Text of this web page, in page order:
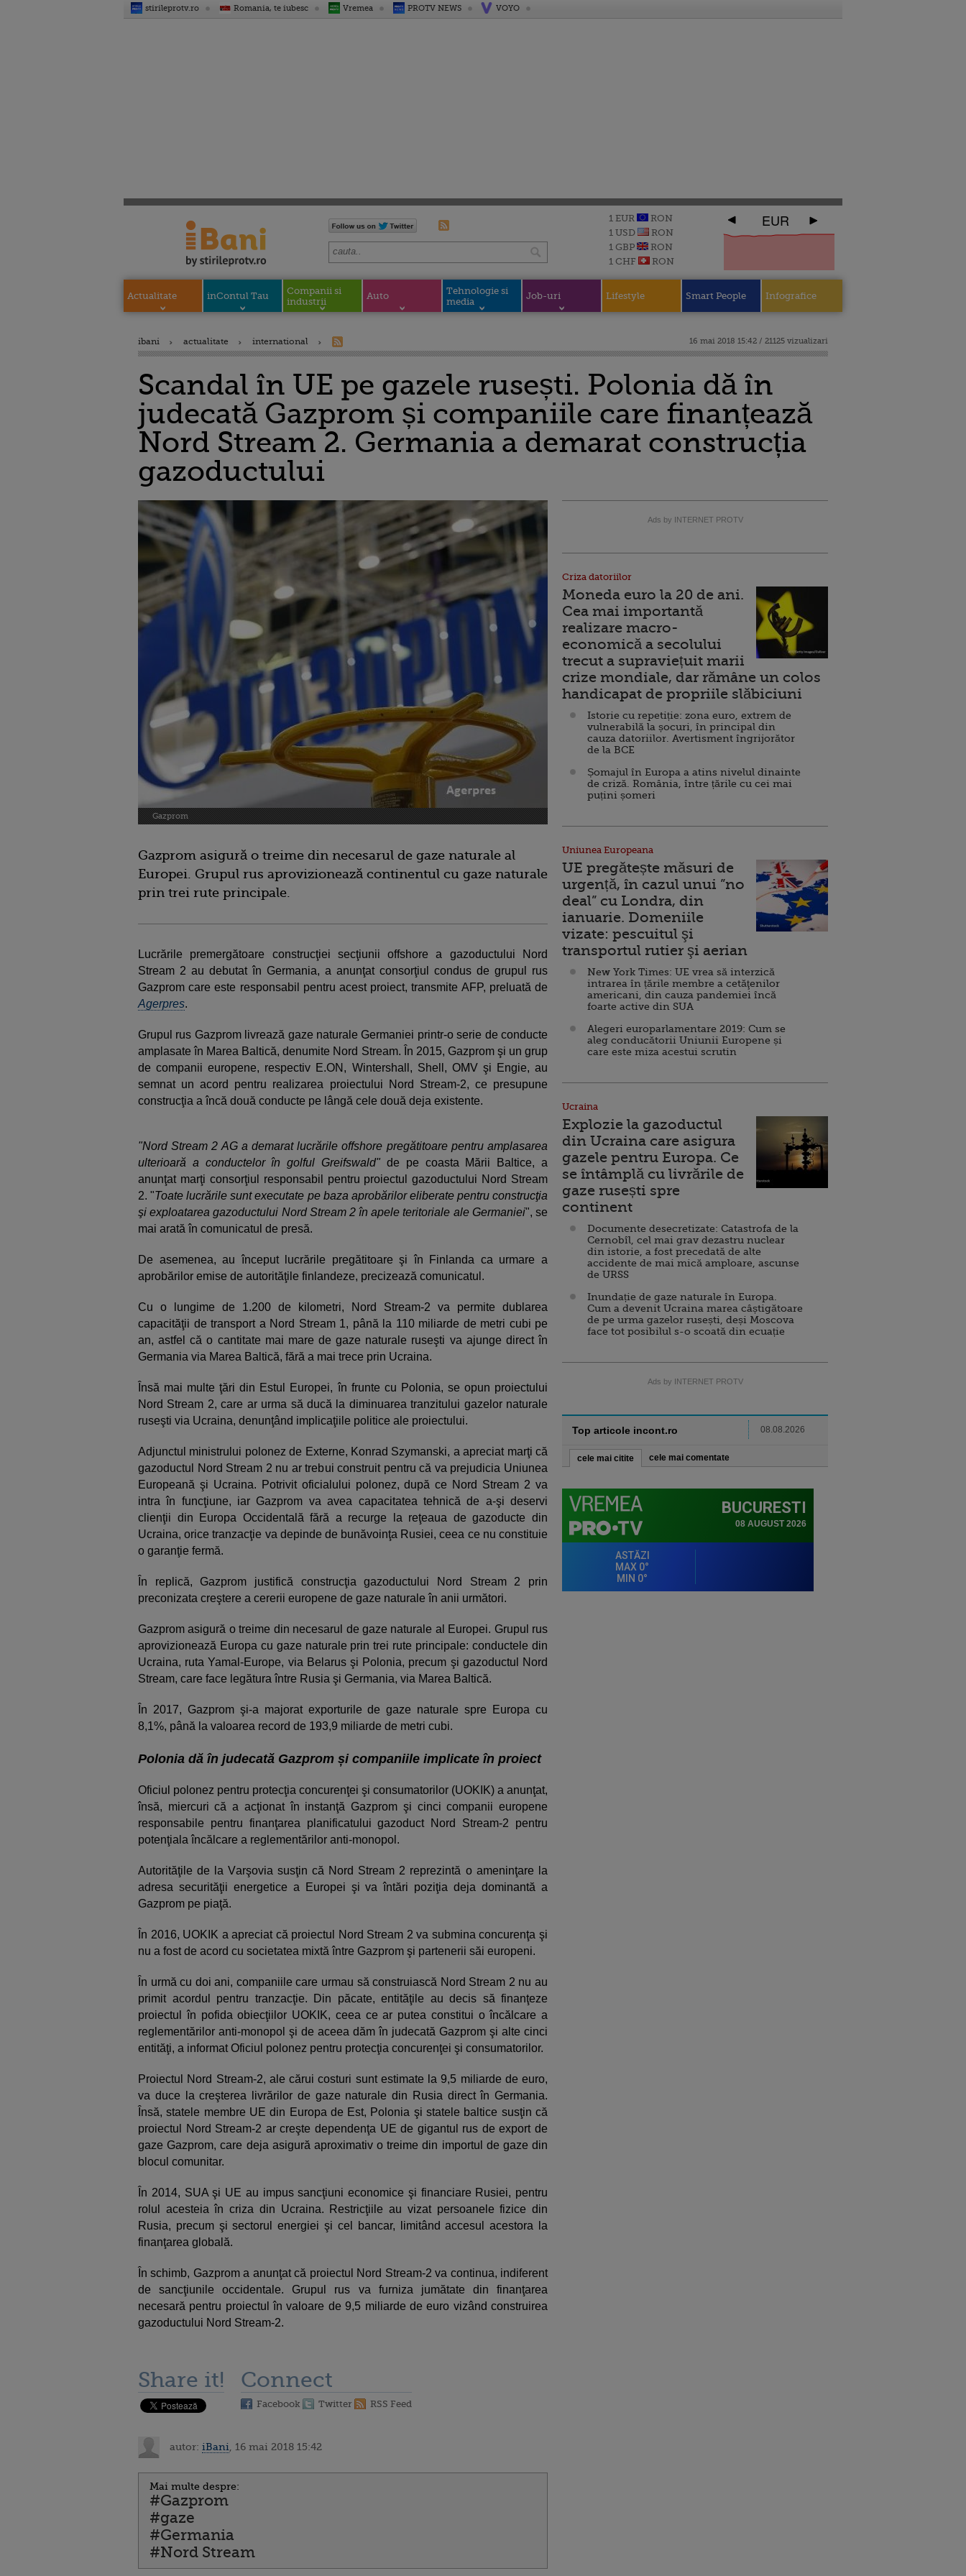
stirileprotv.ro Romania, te iubesc Vremea PROTV NEWS VOYO
1 EUR
RON
1 USD
RON
1 GBP
RON
1 CHF
RON
EUR
Actualitate inContul Tau
Companii si
industrii
Auto
Tehnologie si
media
Job-uri Lifestyle Smart People Infografice
ibani actualitate international 16 mai 2018 15:42 / 21125 vizualizari
Scandal în UE pe gazele rusești. Polonia dă în
judecată Gazprom și companiile care finanțează
Nord Stream 2. Germania a demarat construcția
gazoductului
Gazprom
Gazprom asigură o treime din necesarul de gaze naturale al
Europei. Grupul rus aprovizionează continentul cu gaze naturale
prin trei rute principale.
Lucrările premergătoare construcţiei secţiunii offshore a gazoductului Nord
Stream 2 au debutat în Germania, a anunţat consorţiul condus de grupul rus
Gazprom care este responsabil pentru acest proiect, transmite AFP, preluată de
Agerpres.
Grupul rus Gazprom livrează gaze naturale Germaniei printr-o serie de conducte
amplasate în Marea Baltică, denumite Nord Stream. În 2015, Gazprom şi un grup
de companii europene, respectiv E.ON, Wintershall, Shell, OMV şi Engie, au
semnat un acord pentru realizarea proiectului Nord Stream-2, ce presupune
construcţia a încă două conducte pe lângă cele două deja existente.
"Nord Stream 2 AG a demarat lucrările offshore pregătitoare pentru amplasarea
ulterioară a conductelor în golful Greifswald" de pe coasta Mării Baltice, a
anunţat marţi consorţiul responsabil pentru proiectul gazoductului Nord Stream
2. "Toate lucrările sunt executate pe baza aprobărilor eliberate pentru construcţia
şi exploatarea gazoductului Nord Stream 2 în apele teritoriale ale Germaniei", se
mai arată în comunicatul de presă.
De asemenea, au început lucrările pregătitoare şi în Finlanda ca urmare a
aprobărilor emise de autorităţile finlandeze, precizează comunicatul.
Cu o lungime de 1.200 de kilometri, Nord Stream-2 va permite dublarea
capacităţii de transport a Nord Stream 1, până la 110 miliarde de metri cubi pe
an, astfel că o cantitate mai mare de gaze naturale ruseşti va ajunge direct în
Germania via Marea Baltică, fără a mai trece prin Ucraina.
Însă mai multe ţări din Estul Europei, în frunte cu Polonia, se opun proiectului
Nord Stream 2, care ar urma să ducă la diminuarea tranzitului gazelor naturale
ruseşti via Ucraina, denunţând implicaţiile politice ale proiectului.
Adjunctul ministrului polonez de Externe, Konrad Szymanski, a apreciat marţi că
gazoductul Nord Stream 2 nu ar trebui construit pentru că va prejudicia Uniunea
Europeană şi Ucraina. Potrivit oficialului polonez, după ce Nord Stream 2 va
intra în funcţiune, iar Gazprom va avea capacitatea tehnică de a-şi deservi
clienţii din Europa Occidentală fără a recurge la reţeaua de gazoducte din
Ucraina, orice tranzacţie va depinde de bunăvoinţa Rusiei, ceea ce nu constituie
o garanţie fermă.
În replică, Gazprom justifică construcţia gazoductului Nord Stream 2 prin
preconizata creştere a cererii europene de gaze naturale în anii următori.
Gazprom asigură o treime din necesarul de gaze naturale al Europei. Grupul rus
aprovizionează Europa cu gaze naturale prin trei rute principale: conductele din
Ucraina, ruta Yamal-Europe, via Belarus şi Polonia, precum şi gazoductul Nord
Stream, care face legătura între Rusia şi Germania, via Marea Baltică.
În 2017, Gazprom şi-a majorat exporturile de gaze naturale spre Europa cu
8,1%, până la valoarea record de 193,9 miliarde de metri cubi.
Polonia dă în judecată Gazprom și companiile implicate în proiect
Oficiul polonez pentru protecţia concurenţei şi consumatorilor (UOKIK) a anunţat,
însă, miercuri că a acţionat în instanţă Gazprom şi cinci companii europene
responsabile pentru finanţarea planificatului gazoduct Nord Stream-2 pentru
potenţiala încălcare a reglementărilor anti-monopol.
Autorităţile de la Varşovia susţin că Nord Stream 2 reprezintă o ameninţare la
adresa securităţii energetice a Europei şi va întări poziţia deja dominantă a
Gazprom pe piaţă.
În 2016, UOKIK a apreciat că proiectul Nord Stream 2 va submina concurenţa şi
nu a fost de acord cu societatea mixtă între Gazprom şi partenerii săi europeni.
În urmă cu doi ani, companiile care urmau să construiască Nord Stream 2 nu au
primit acordul pentru tranzacţie. Din păcate, entităţile au decis să finanţeze
proiectul în pofida obiecţiilor UOKIK, ceea ce ar putea constitui o încălcare a
reglementărilor anti-monopol şi de aceea dăm în judecată Gazprom şi alte cinci
entităţi, a informat Oficiul polonez pentru protecţia concurenţei şi consumatorilor.
Proiectul Nord Stream-2, ale cărui costuri sunt estimate la 9,5 miliarde de euro,
va duce la creşterea livrărilor de gaze naturale din Rusia direct în Germania.
Însă, statele membre UE din Europa de Est, Polonia şi statele baltice susţin că
proiectul Nord Stream-2 ar creşte dependenţa UE de gigantul rus de export de
gaze Gazprom, care deja asigură aproximativ o treime din importul de gaze din
blocul comunitar.
În 2014, SUA şi UE au impus sancţiuni economice şi financiare Rusiei, pentru
rolul acesteia în criza din Ucraina. Restricţiile au vizat persoanele fizice din
Rusia, precum şi sectorul energiei şi cel bancar, limitând accesul acestora la
finanţarea globală.
În schimb, Gazprom a anunţat că proiectul Nord Stream-2 va continua, indiferent
de sancţiunile occidentale. Grupul rus va furniza jumătate din finanţarea
necesară pentru proiectul în valoare de 9,5 miliarde de euro vizând construirea
gazoductului Nord Stream-2.
Share it! Connect
Facebook Twitter RSS Feed
autor: iBani , 16 mai 2018 15:42
Mai multe despre:
#Gazprom
#gaze
#Germania
#Nord Stream
Ads by INTERNET PROTV
Criza datoriilor
Moneda euro la 20 de ani.
Cea mai importantă
realizare macro-
economică a secolului
trecut a supraviețuit marii
crize mondiale, dar rămâne un colos
handicapat de propriile slăbiciuni
Istorie cu repetiție: zona euro, extrem de
vulnerabilă la șocuri, în principal din
cauza datoriilor. Avertisment îngrijorător
de la BCE
Șomajul în Europa a atins nivelul dinainte
de criză. România, între țările cu cei mai
puțini șomeri
Uniunea Europeana
UE pregătește măsuri de
urgență, în cazul unui ”no
deal” cu Londra, din
ianuarie. Domeniile
vizate: pescuitul şi
transportul rutier şi aerian
New York Times: UE vrea să interzică
intrarea în țările membre a cetăţenilor
americani, din cauza pandemiei încă
foarte active din SUA
Alegeri europarlamentare 2019: Cum se
aleg conducătorii Uniunii Europene și
care este miza acestui scrutin
Ucraina
Explozie la gazoductul
din Ucraina care asigura
gazele pentru Europa. Ce
se întâmplă cu livrările de
gaze rusești spre
continent
Documente desecretizate: Catastrofa de la
Cernobîl, cel mai grav dezastru nuclear
din istorie, a fost precedată de alte
accidente de mai mică amploare, ascunse
de URSS
Inundație de gaze naturale în Europa.
Cum a devenit Ucraina marea câștigătoare
de pe urma gazelor rusești, deși Moscova
face tot posibilul s-o scoată din ecuație
Ads by INTERNET PROTV
Top articole incont.ro 08.08.2026
cele mai citite cele mai comentate